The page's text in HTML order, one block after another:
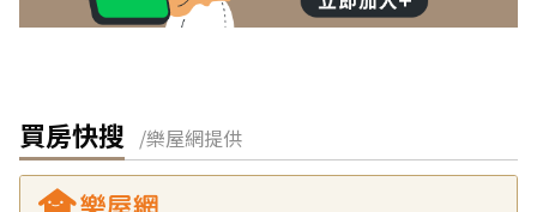
買房快搜 /樂屋網提供